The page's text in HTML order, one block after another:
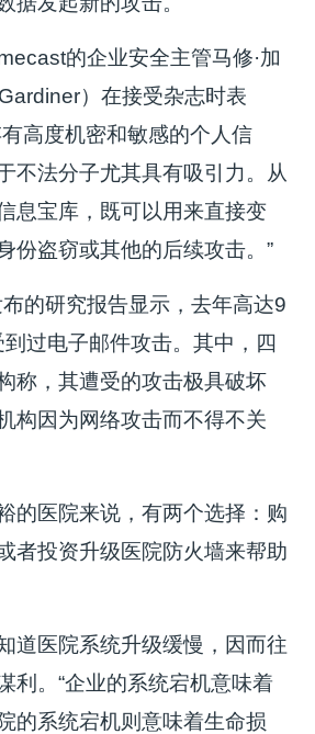
的企业安全主管马修·加
）在接受杂志时表
高度机密和敏感的个人信
不法分子尤其具有吸引力。从
息宝库，既可以用来直接变
份盗窃或其他的后续攻击。”
的研究报告显示，去年高达9
过电子邮件攻击。其中，四
称，其遭受的攻击极具破坏
构因为网络攻击而不得不关
的医院来说，有两个选择：购
者投资升级医院防火墙来帮助
道医院系统升级缓慢，因而往
利。“企业的系统宕机意味着
的系统宕机则意味着生命损